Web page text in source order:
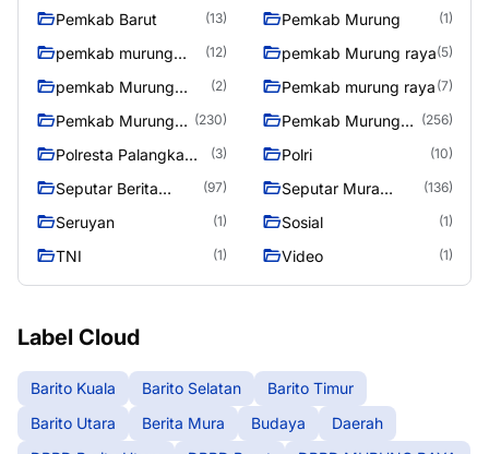
Pemkab Barut (13) Pemkab Murung (1)
pemkab murung
(12) pemkab Murung raya(5)
pemkab Murung
(2) Pemkab murung raya (7)
Pemkab Murung
(230)
Pemkab Murung
(256)
Polresta Palangka
(3) Polri (10)
Seputar Berita
(97)
Seputar Mura
(136)
Seruyan (1) Sosial (1)
TNI (1) Video (1)
Label Cloud
Barito Kuala Barito Selatan
Barito Timur
Barito Utara
Berita Mura Budaya
Daerah